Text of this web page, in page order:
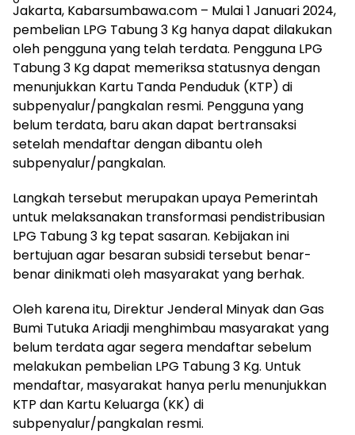
Jakarta, Kabarsumbawa.com – Mulai 1 Januari 2024,
pembelian LPG Tabung 3 Kg hanya dapat dilakukan
oleh pengguna yang telah terdata. Pengguna LPG
Tabung 3 Kg dapat memeriksa statusnya dengan
menunjukkan Kartu Tanda Penduduk (KTP) di
subpenyalur/pangkalan resmi. Pengguna yang
belum terdata, baru akan dapat bertransaksi
setelah mendaftar dengan dibantu oleh
subpenyalur/pangkalan.
Langkah tersebut merupakan upaya Pemerintah
untuk melaksanakan transformasi pendistribusian
LPG Tabung 3 kg tepat sasaran. Kebijakan ini
bertujuan agar besaran subsidi tersebut benar-
benar dinikmati oleh masyarakat yang berhak.
Oleh karena itu, Direktur Jenderal Minyak dan Gas
Bumi Tutuka Ariadji menghimbau masyarakat yang
belum terdata agar segera mendaftar sebelum
melakukan pembelian LPG Tabung 3 Kg. Untuk
mendaftar, masyarakat hanya perlu menunjukkan
KTP dan Kartu Keluarga (KK) di
subpenyalur/pangkalan resmi.